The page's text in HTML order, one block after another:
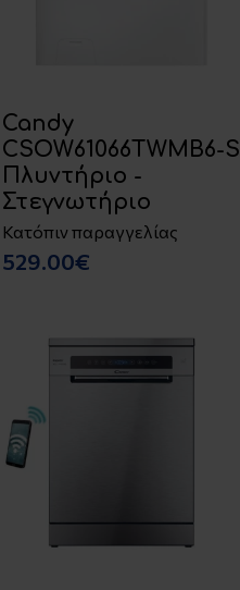
Candy
CSOW61066TWMB6-S
Πλυντήριο -
Στεγνωτήριο
Κατόπιν παραγγελίας
529.00€